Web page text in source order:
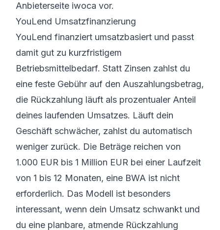
Anbieterseite iwoca vor.
YouLend Umsatzfinanzierung
YouLend finanziert umsatzbasiert und passt
damit gut zu kurzfristigem
Betriebsmittelbedarf. Statt Zinsen zahlst du
eine feste Gebühr auf den Auszahlungsbetrag,
die Rückzahlung läuft als prozentualer Anteil
deines laufenden Umsatzes. Läuft dein
Geschäft schwächer, zahlst du automatisch
weniger zurück. Die Beträge reichen von
1.000 EUR bis 1 Million EUR bei einer Laufzeit
von 1 bis 12 Monaten, eine BWA ist nicht
erforderlich. Das Modell ist besonders
interessant, wenn dein Umsatz schwankt und
du eine planbare, atmende Rückzahlung